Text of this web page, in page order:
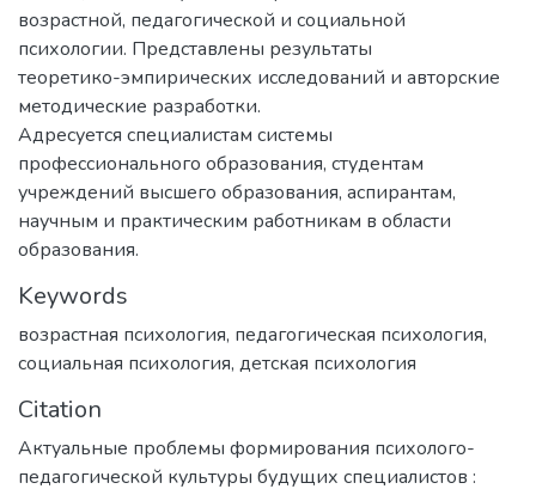
возрастной, педагогической и социальной
психологии. Представлены результаты
теоретико-эмпирических исследований и авторские
методические разработки.
Адресуется специалистам системы
профессионального образования, студентам
учреждений высшего образования, аспирантам,
научным и практическим работникам в области
образования.
Keywords
возрастная психология, педагогическая психология,
социальная психология, детская психология
Citation
Актуальные проблемы формирования психолого-
педагогической культуры будущих специалистов :